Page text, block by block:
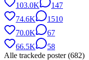
103.0K
147
74.6K
1510
70.0K
67
66.5K
58
Alle trackede poster (682)